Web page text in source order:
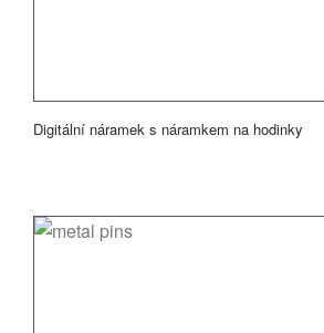
Digitální náramek s náramkem na hodinky